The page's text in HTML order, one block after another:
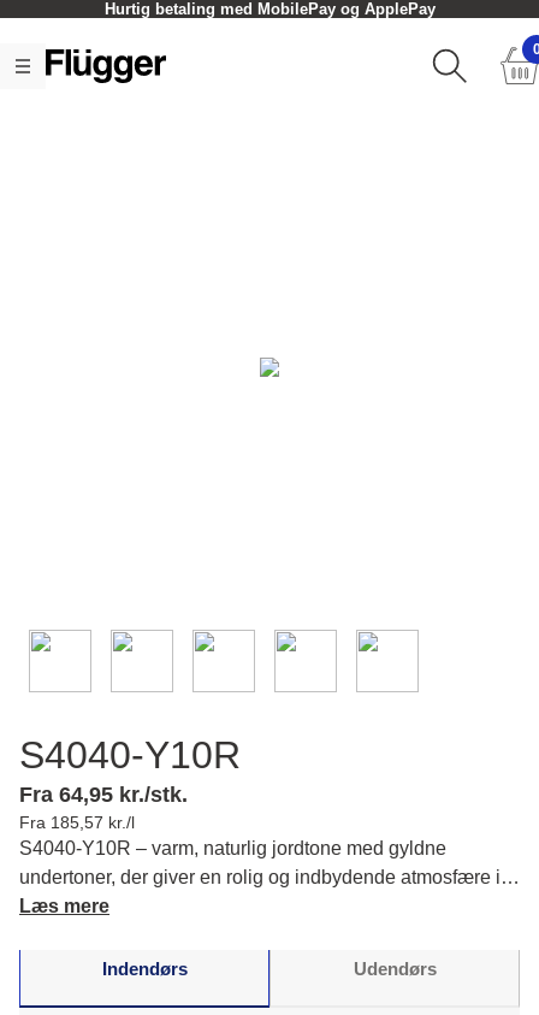
Hurtig betaling med MobilePay og ApplePay
S4040-Y10R
Fra 64,95 kr./stk.
Fra 185,57 kr./l
S4040-Y10R – varm, naturlig jordtone med gyldne
undertoner, der giver en rolig og indbydende atmosfære i
dine rum. Læs mere om farvens karakter og matchende
Læs mere
Indendørs Udendørs